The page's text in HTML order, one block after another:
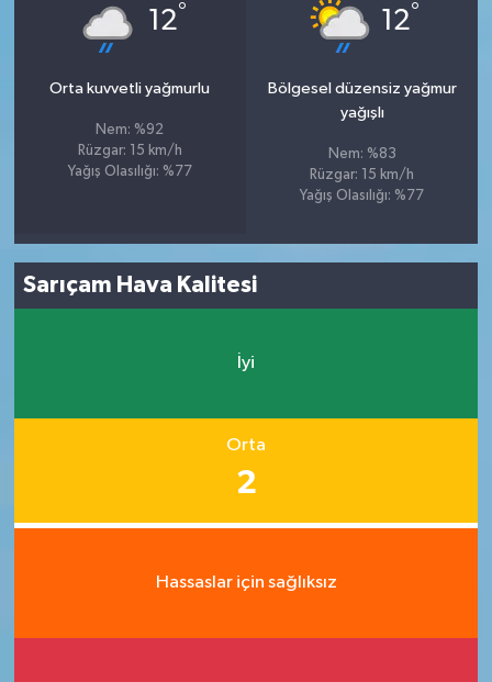
12°
Orta kuvvetli yağmurlu
Nem: %92
Rüzgar: 15 km/h
Yağış Olasılığı: %77
12°
Bölgesel düzensiz yağmur
yağışlı
Nem: %83
Rüzgar: 15 km/h
Yağış Olasılığı: %77
Sarıçam Hava Kalitesi
İyi
Orta
2
Hassaslar için sağlıksız